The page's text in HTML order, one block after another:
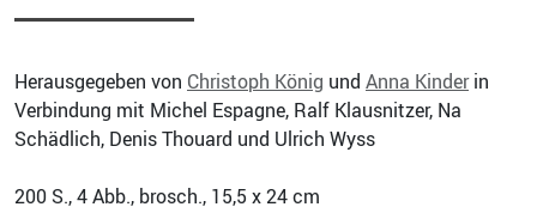
Herausgegeben von Christoph König und Anna Kinderin
Verbindung mit Michel Espagne, Ralf Klausnitzer, Na
Schädlich, Denis Thouard und Ulrich Wyss
200 S., 4 Abb., brosch., 15,5 x 24 cm